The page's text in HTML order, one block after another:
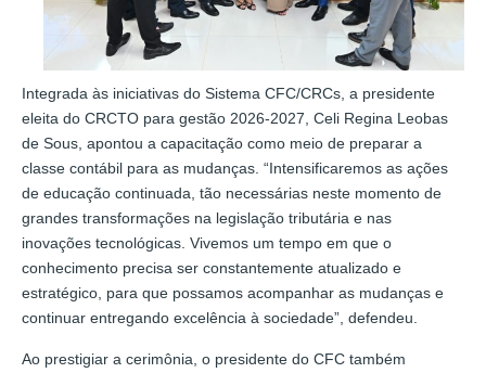
Integrada às iniciativas do Sistema CFC/CRCs, a presidente
eleita do CRCTO para gestão 2026-2027, Celi Regina Leobas
de Sous, apontou a capacitação como meio de preparar a
classe contábil para as mudanças. “Intensificaremos as ações
de educação continuada, tão necessárias neste momento de
grandes transformações na legislação tributária e nas
inovações tecnológicas. Vivemos um tempo em que o
conhecimento precisa ser constantemente atualizado e
estratégico, para que possamos acompanhar as mudanças e
continuar entregando excelência à sociedade”, defendeu.
Ao prestigiar a cerimônia, o presidente do CFC também